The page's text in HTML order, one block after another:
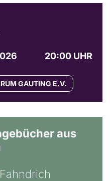
20:00 UHR
GAUTING E.V.
aus